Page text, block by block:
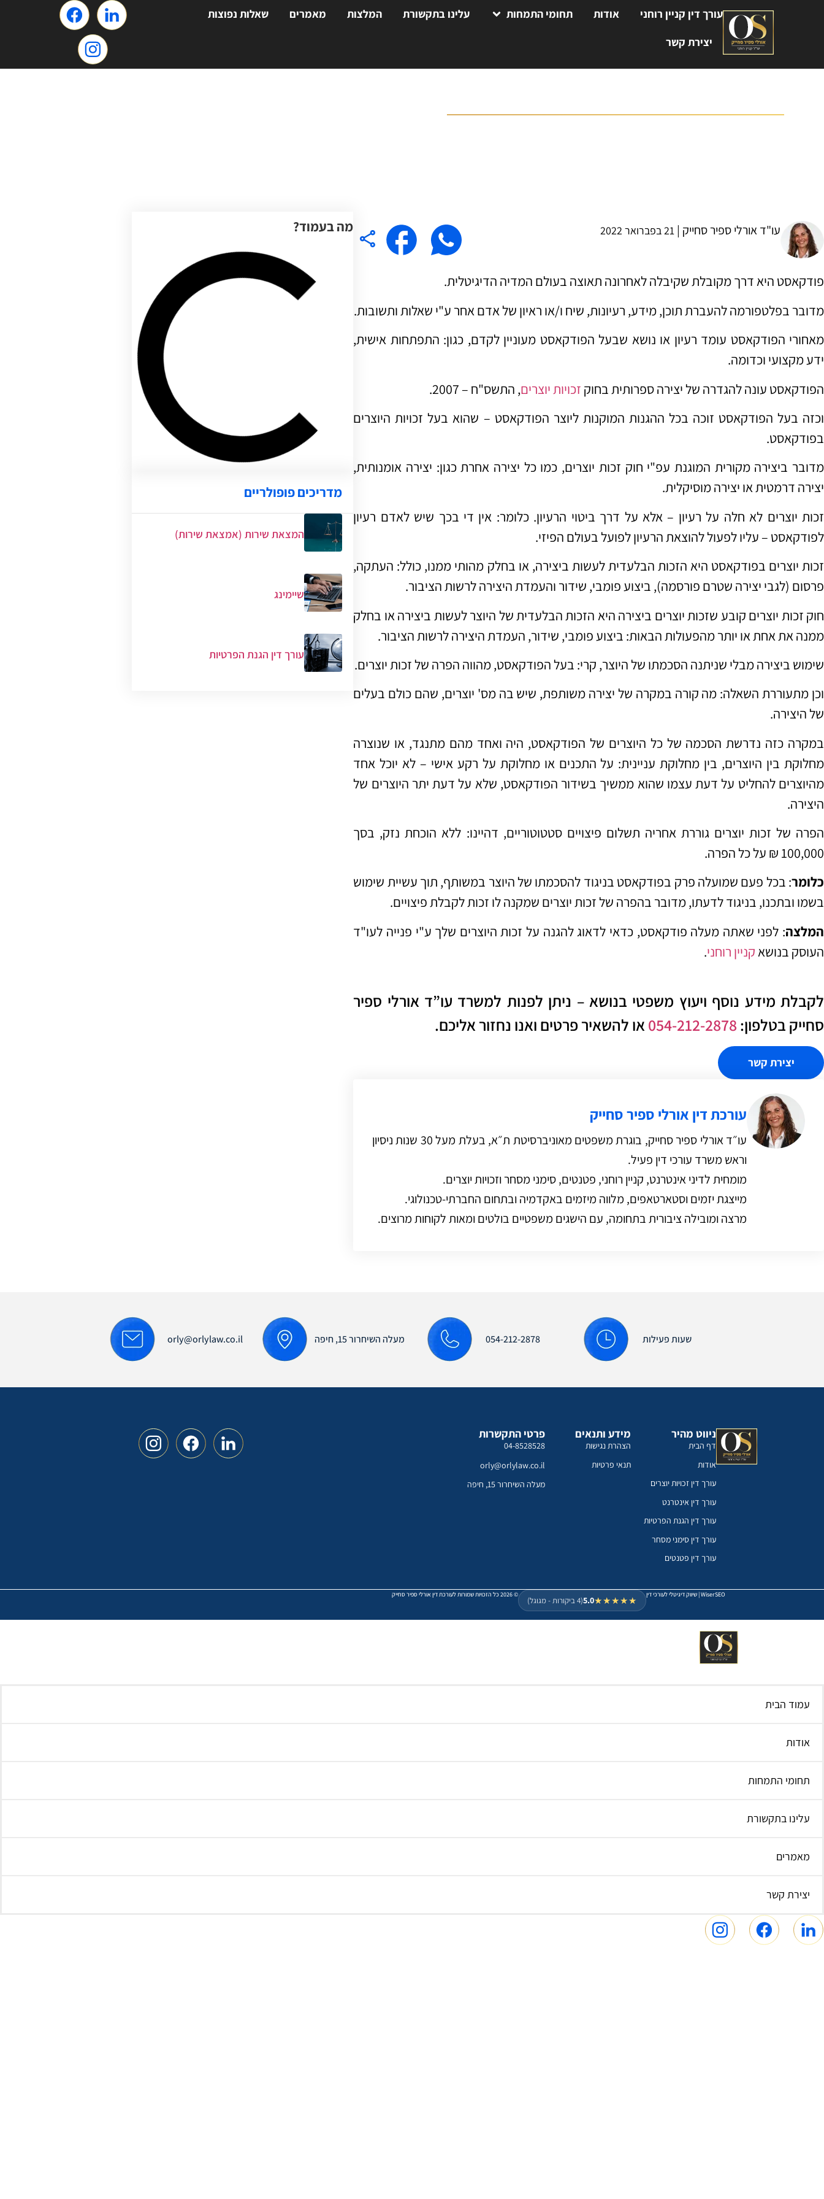
עורך דין קניין רוחני אודות תחומי התמחות עלינו בתקשורת המלצות מאמרים
שאלות נפוצות
יצירת קשר
עו"ד אורלי ספיר סחייק |21 בפברואר 2022
פודקאסט היא דרך מקובלת שקיבלה לאחרונה תאוצה בעולם המדיה הדיגיטלית.
מדובר בפלטפורמה להעברת תוכן, מידע, רעיונות, שיח ו/או ראיון של אדם אחר ע"י שאלות ותשובות.
מאחורי הפודקאסט עומד רעיון או נושא שבעל הפודקאסט מעוניין לקדם, כגון: התפתחות אישית,
ידע מקצועי וכדומה.
הפודקאסט עונה להגדרה של יצירה ספרותית בחוק זכויות יוצרים, התשס"ח – 2007.
וכזה בעל הפודקאסט זוכה בכל ההגנות המוקנות ליוצר הפודקאסט – שהוא בעל זכויות היוצרים
בפודקאסט.
מדובר ביצירה מקורית המוגנת עפ"י חוק זכות יוצרים, כמו כל יצירה אחרת כגון: יצירה אומנותית,
יצירה דרמטית או יצירה מוסיקלית.
זכות יוצרים לא חלה על רעיון – אלא על דרך ביטוי הרעיון. כלומר: אין די בכך שיש לאדם רעיון
לפודקאסט – עליו לפעול להוצאת הרעיון לפועל בעולם הפיזי.
זכות יוצרים בפודקאסט היא הזכות הבלעדית לעשות ביצירה, או בחלק מהותי ממנו, כולל: העתקה,
פרסום (לגבי יצירה שטרם פורסמה), ביצוע פומבי, שידור והעמדת היצירה לרשות הציבור.
חוק זכות יוצרים קובע שזכות יוצרים ביצירה היא הזכות הבלעדית של היוצר לעשות ביצירה או בחלק
ממנה את אחת או יותר מהפעולות הבאות: ביצוע פומבי, שידור, העמדת היצירה לרשות הציבור.
שימוש ביצירה מבלי שניתנה הסכמתו של היוצר, קרי: בעל הפודקאסט, מהווה הפרה של זכות יוצרים.
וכן מתעוררת השאלה: מה קורה במקרה של יצירה משותפת, שיש בה מס' יוצרים, שהם כולם בעלים
של היצירה.
במקרה כזה נדרשת הסכמה של כל היוצרים של הפודקאסט, היה ואחד מהם מתנגד, או שנוצרה
מחלוקת בין היוצרים, בין מחלוקת עניינית: על התכנים או מחלוקת על רקע אישי – לא יוכל אחד
מהיוצרים להחליט על דעת עצמו שהוא ממשיך בשידור הפודקאסט, שלא על דעת יתר היוצרים של
היצירה.
הפרה של זכות יוצרים גוררת אחריה תשלום פיצויים סטטוטוריים, דהיינו: ללא הוכחת נזק, בסך
100,000 ₪ על כל הפרה.
כלומר: בכל פעם שמועלה פרק בפודקאסט בניגוד להסכמתו של היוצר במשותף, תוך עשיית שימוש
בשמו ובתכנו, בניגוד לדעתו, מדובר בהפרה של זכות יוצרים שמקנה לו זכות לקבלת פיצויים.
המלצה: לפני שאתה מעלה פודקאסט, כדאי לדאוג להגנה על זכות היוצרים שלך ע"י פנייה לעו"ד
העוסק בנושאקניין רוחני.
לקבלת מידע נוסף ויעוץ משפטי בנושא – ניתן לפנות למשרד עו”ד אורלי ספיר
סחייק בטלפון: 054-212-2878או להשאיר פרטים ואנו נחזור אליכם.
יצירת קשר
עורכת דין אורלי ספיר סחייק
עו״ד אורלי ספיר סחייק, בוגרת משפטים מאוניברסיטת ת״א, בעלת מעל 30 שנות ניסיון
וראש משרד עורכי דין פעיל.
מומחית לדיני אינטרנט, קניין רוחני, פטנטים, סימני מסחר וזכויות יוצרים.
מייצגת יזמים וסטארטאפים, מלווה מיזמים באקדמיה ובתחום החברתי-טכנולוגי.
מרצה ומובילה ציבורית בתחומה, עם הישגים משפטיים בולטים ומאות לקוחות מרוצים.
מה בעמוד?
מדריכים פופולריים
המצאת שירות (אמצאת שירות)
שיימינג
עורך דין הגנת הפרטיות
שעות פעילות 054-212-2878 מעלה השיחרור 15, חיפה orly@orlylaw.co.il
ניווט מהיר
דף הבית
אודות
עורך דין זכויות יוצרים
עורך דין אינטרנט
עורך דין הגנת הפרטיות
עורך דין סימני מסחר
עורך דין פטנטים
מידע ותנאים
הצהרת נגישות
תנאי פרטיות
פרטי התקשרות
04-8528528
orly@orlylaw.co.il
מעלה השיחרור 15, חיפה
WiserSEO
|שיווק דיגיטלי לעורכי דין
★★★★★
5.0(4 ביקורות - מגוגל)
© 2026 כל הזכויות שמורות לעורכת דין אורלי ספיר סחייק
עמוד הבית
אודות
תחומי התמחות
עלינו בתקשורת
מאמרים
יצירת קשר